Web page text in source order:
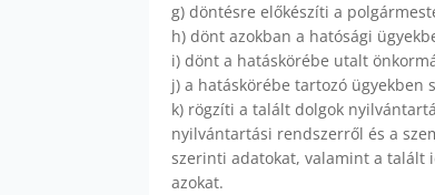
g) döntésre előkészíti a
h) dönt azokban a hatósági
i) dönt a hatáskörébe utalt
j) a hatáskörébe tartozó ügyekben
k) rögzíti a talált dolgok
nyilvántartási rendszerről és a
szerinti adatokat, valamint a talált
azokat.